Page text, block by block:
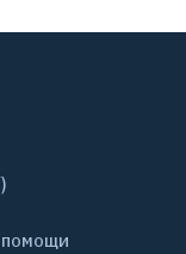
помощи